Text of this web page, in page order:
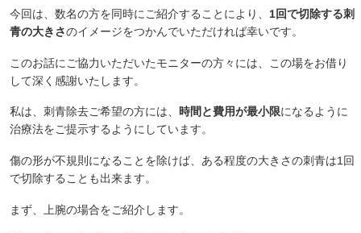
無料相談・
ご予約・
03-5315-4391
今回は、数名の方を同時にご紹介することにより、 1回で切除する刺
青の大きさのイメージをつかんでいただければ幸いです。
このお話にご協力いただいたモニターの方々には、この場をお借り
して深く感謝いたします。
私は、刺青除去ご希望の方には、 時間と費用が最小限になるように
治療法をご提示するようにしています。
傷の形が不規則になることを除けば、ある程度の大きさの刺青は1回
で切除することも出来ます。
まず、上腕の場合をご紹介します。